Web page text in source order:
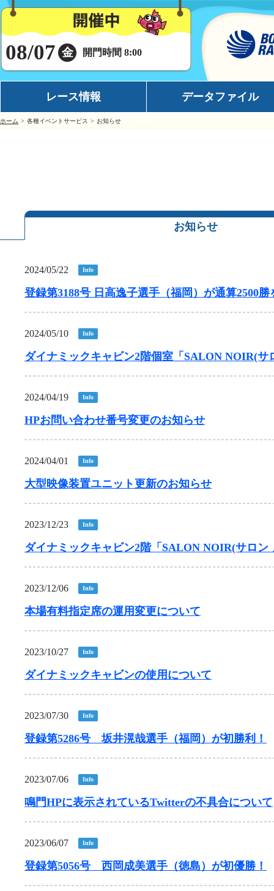
08/07 金 開門時間 8:00
レース情報
企画レース(どーなるなると)
得点率ランキング
データファイル
水面特性
出目データ
徳島支部選手一覧
新人選手紹介
ホーム 各種イベントサービス お知らせ
お知らせ
2024/05/22 Info
登録第3188号 日高逸子選手（福岡）が通算2500勝
2024/05/10 Info
ダイナミックキャビン2階個室「SALON NOIR(
2024/04/19 Info
HPお問い合わせ番号変更のお知らせ
2024/04/01 Info
大型映像装置ユニット更新のお知らせ
2023/12/23 Info
ダイナミックキャビン2階「SALON NOIR(サロ
2023/12/06 Info
本場有料指定席の運用変更について
2023/10/27 Info
ダイナミックキャビンの使用について
2023/07/30 Info
登録第5286号 坂井滉哉選手（福岡）が初勝利！
2023/07/06 Info
鳴門HPに表示されているTwitterの不具合について
2023/06/07 Info
登録第5056号 西岡成美選手（徳島）が初優勝！